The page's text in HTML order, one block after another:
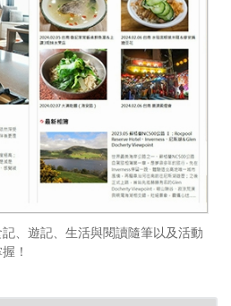
、遊記、生活與閱讀隨筆以及活動
！